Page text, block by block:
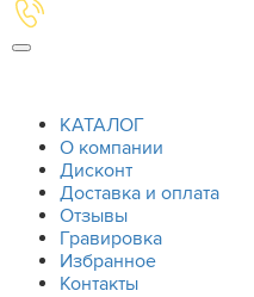
КАТАЛОГ
О компании
Дисконт
Доставка и оплата
Отзывы
Гравировка
Избранное
Контакты